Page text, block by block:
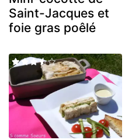
Saint-Jacques et
foie gras poêlé